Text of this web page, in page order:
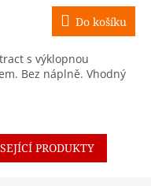
Do košíku
s výklopnou
Bez náplně. Vhodný
PRODUKTY